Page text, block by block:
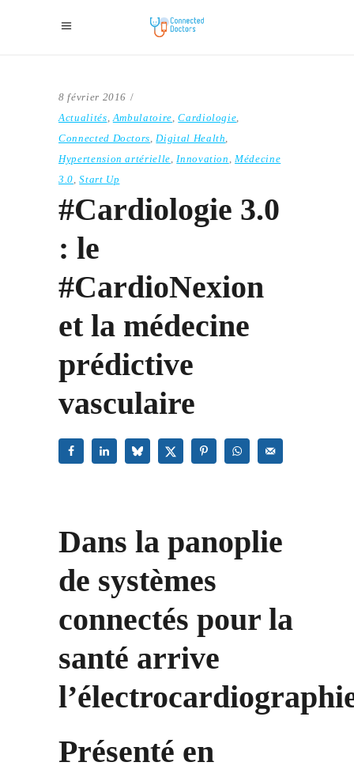
8 février 2016
Actualités,Ambulatoire,Cardiologie,
Connected Doctors,Digital Health,
Hypertension artérielle,Innovation ,Médecine
3.0,Start Up
#Cardiologie 3.0
: le
#CardioNexion
et la médecine
prédictive
vasculaire
Dans la panoplie
de systèmes
connectés pour la
santé arrive
Présenté en